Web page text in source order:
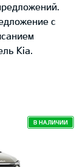
с
Kia.
В НАЛИЧИИ